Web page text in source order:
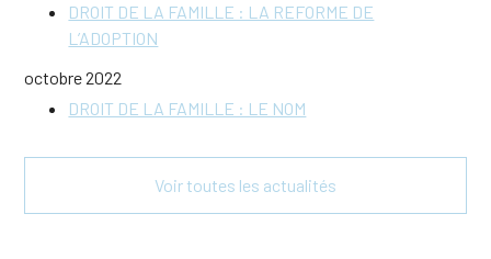
DROIT DE LA FAMILLE : LA REFORME DE
L’ADOPTION
octobre 2022
DROIT DE LA FAMILLE : LE NOM
Voir toutes les actualités